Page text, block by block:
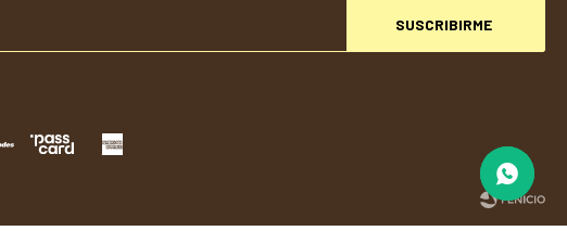
SUSCRIBIRME